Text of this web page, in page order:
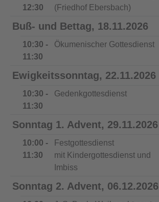
12:30
(Friedhof Ebersbach)
Buß- und Bettag, 18.11.2026
10:30 -
11:30
Ökumenischer Gottesdienst
Ewigkeitssonntag, 22.11.2026
10:30 -
11:30
Gedenkgottesdienst
Sonntag 1. Advent, 29.11.2026
10:00 -
11:30
Festgottesdienst
mit Kindergottesdienst und
Imbiss
Sonntag 2. Advent, 06.12.2026